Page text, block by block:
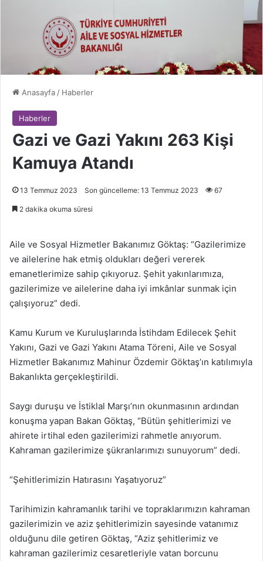
Anasayfa / Haberler
Haberler
Gazi ve Gazi Yakını 263 Kişi
Kamuya Atandı
13 Temmuz 2023 Son güncelleme: 13 Temmuz 2023 67
2 dakika okuma süresi
Aile ve Sosyal Hizmetler Bakanımız Göktaş: “Gazilerimize
ve ailelerine hak etmiş oldukları değeri vererek
emanetlerimize sahip çıkıyoruz. Şehit yakınlarımıza,
gazilerimize ve ailelerine daha iyi imkânlar sunmak için
çalışıyoruz” dedi.
Kamu Kurum ve Kuruluşlarında İstihdam Edilecek Şehit
Yakını, Gazi ve Gazi Yakını Atama Töreni, Aile ve Sosyal
Hizmetler Bakanımız Mahinur Özdemir Göktaş’ın katılımıyla
Bakanlıkta gerçekleştirildi.
Saygı duruşu ve İstiklal Marşı’nın okunmasının ardından
konuşma yapan Bakan Göktaş, “Bütün şehitlerimizi ve
ahirete irtihal eden gazilerimizi rahmetle anıyorum.
Kahraman gazilerimize şükranlarımızı sunuyorum” dedi.
“Şehitlerimizin Hatırasını Yaşatıyoruz”
Tarihimizin kahramanlık tarihi ve topraklarımızın kahraman
gazilerimizin ve aziz şehitlerimizin sayesinde vatanımız
olduğunu dile getiren Göktaş, “Aziz şehitlerimiz ve
kahraman gazilerimiz cesaretleriyle vatan borcunu